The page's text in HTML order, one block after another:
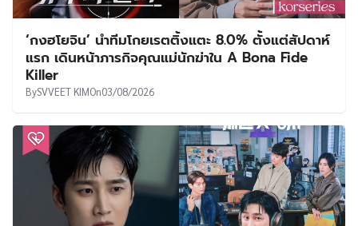
‘กงฮโยจิน’ นำทีมโกยเรตติ้งแตะ 8.0% ตั้งแต่สัปดาห์
แรก เดินหน้าภารกิจคุณแม่นักฆ่าใน A Bona Fide
Killer
BySVVEET KIMOn03/08/2026